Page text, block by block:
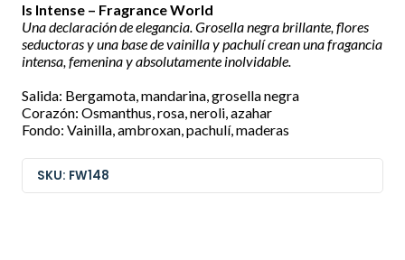
Is Intense – Fragrance World
Una declaración de elegancia. Grosella negra brillante, flores
seductoras y una base de vainilla y pachulí crean una fragancia
intensa, femenina y absolutamente inolvidable.
Salida: Bergamota, mandarina, grosella negra
Corazón: Osmanthus, rosa, neroli, azahar
Fondo: Vainilla, ambroxan, pachulí, maderas
SKU: FW148